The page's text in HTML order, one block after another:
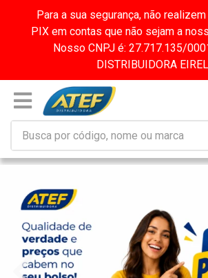
Para a sua segurança, não
PIX em contas que não sejam a
Nosso CNPJ é: 27.717.135/
DISTRIBUIDORA